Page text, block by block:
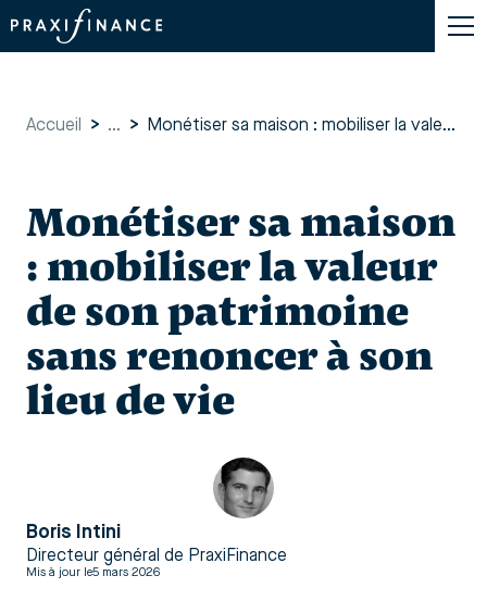
Accueil > ... > Monétiser sa maison : mobiliser la valeur de son patrimoine sans renoncer à son lieu de vie
Monétiser sa maison
: mobiliser la valeur
de son patrimoine
sans renoncer à son
lieu de vie
Boris Intini
Directeur général de PraxiFinance
Mis à jour le5 mars 2026